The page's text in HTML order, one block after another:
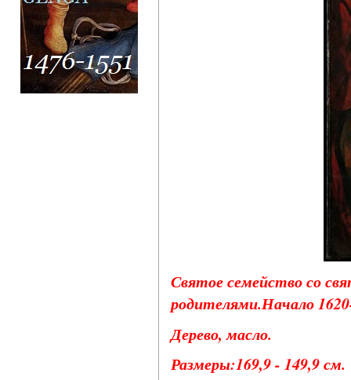
Святое семейство со
родителями.Начало
Дерево, масло.
Размеры:169,9 - 149,9 см.